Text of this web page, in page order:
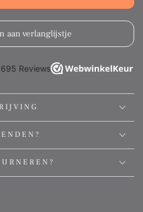
aan verlanglijstje